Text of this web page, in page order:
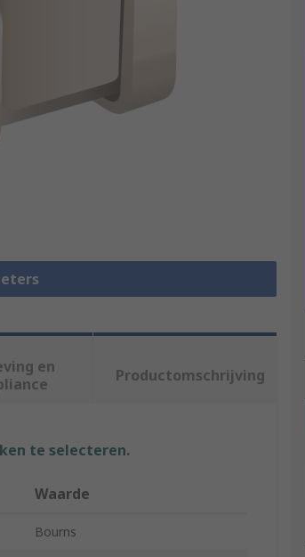
en
Productomschrijving
te selecteren.
Waarde
Bourns